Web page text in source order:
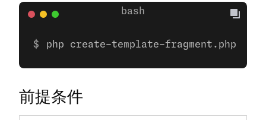
php create-template-fragment.php
前提条件